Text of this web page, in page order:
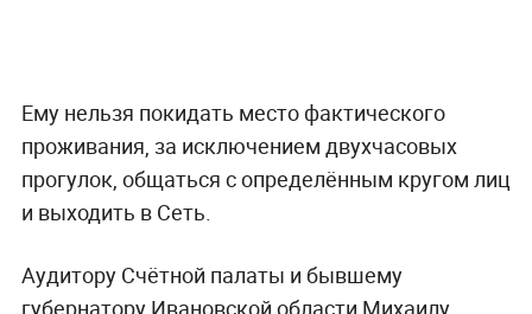
Ему нельзя покидать место фактического
проживания, за исключением двухчасовых
прогулок, общаться с определённым кругом лиц
и выходить в Сеть.
Аудитору Счётной палаты и бывшему
губернатору Ивановской области Михаилу